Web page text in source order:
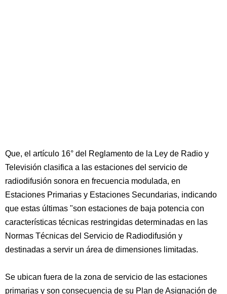
Que, el artículo 16° del Reglamento de la Ley de Radio y
Televisión clasifica a las estaciones del servicio de
radiodifusión sonora en frecuencia modulada, en
Estaciones Primarias y Estaciones Secundarias, indicando
que estas últimas "son estaciones de baja potencia con
características técnicas restringidas determinadas en las
Normas Técnicas del Servicio de Radiodifusión y
destinadas a servir un área de dimensiones limitadas.
Se ubican fuera de la zona de servicio de las estaciones
primarias y son consecuencia de su Plan de Asignación de